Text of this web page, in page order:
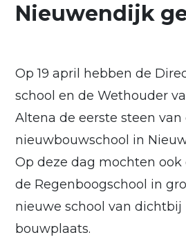
Nieuwendijk
Op 19 april hebben de
school en de Wethouder
Altena de eerste steen van
nieuwbouwschool in
Op deze dag mochten
de Regenboogschool in
nieuwe school van
bouwplaats.